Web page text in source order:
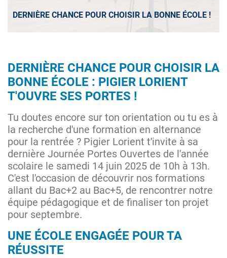
DERNIÈRE CHANCE POUR CHOISIR LA BONNE ÉCOLE !
DERNIÈRE CHANCE POUR CHOISIR LA
BONNE ÉCOLE : PIGIER LORIENT
T'OUVRE SES PORTES !
Tu doutes encore sur ton orientation ou tu es à
la recherche d'une formation en alternance
pour la rentrée ? Pigier Lorient t'invite à sa
dernière Journée Portes Ouvertes de l'année
scolaire le samedi 14 juin 2025 de 10h à 13h.
C'est l'occasion de découvrir nos formations
allant du Bac+2 au Bac+5, de rencontrer notre
équipe pédagogique et de finaliser ton projet
pour septembre.
UNE ÉCOLE ENGAGÉE POUR TA
RÉUSSITE